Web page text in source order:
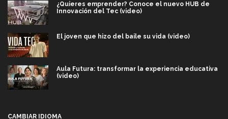
¿Quieres emprender? Conoce el nuevo HUB de
Innovación del Tec (video)
El joven que hizo del baile su vida (video)
Aula Futura: transformar la experiencia educativa
(video)
CAMBIAR IDIOMA